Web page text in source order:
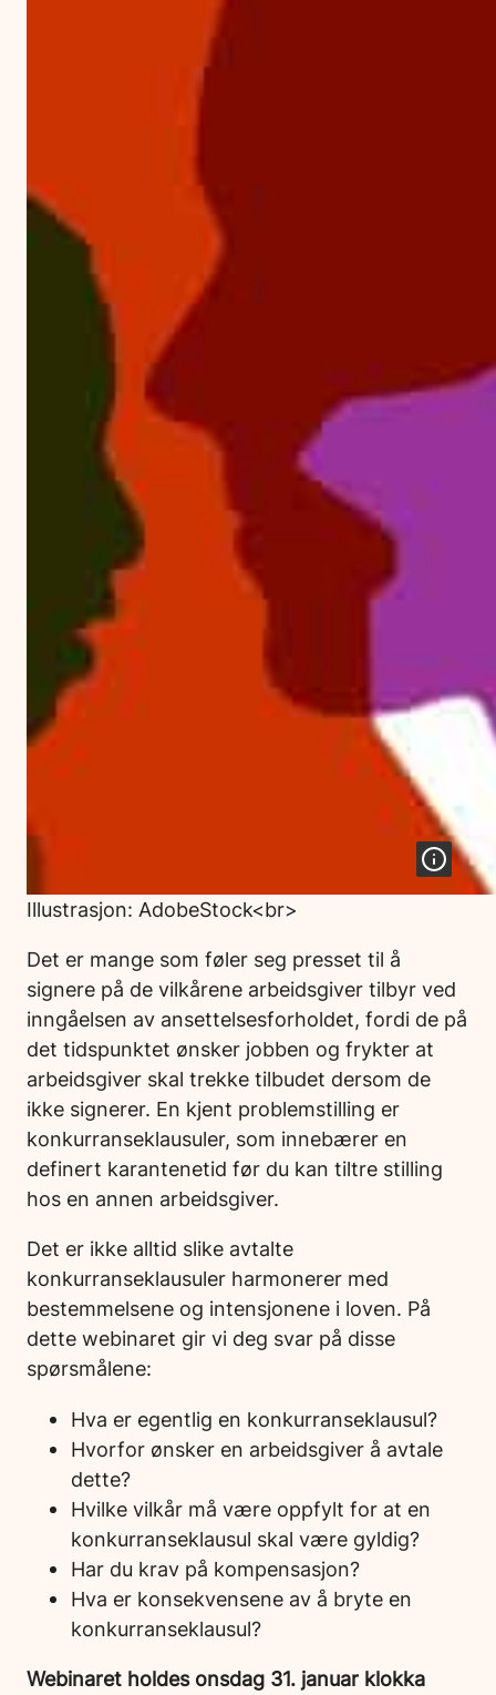
Illustrasjon: AdobeStock<br>
Det er mange som føler seg presset til å
signere på de vilkårene arbeidsgiver tilbyr ved
inngåelsen av ansettelsesforholdet, fordi de på
det tidspunktet ønsker jobben og frykter at
arbeidsgiver skal trekke tilbudet dersom de
ikke signerer. En kjent problemstilling er
konkurranseklausuler, som innebærer en
definert karantenetid før du kan tiltre stilling
hos en annen arbeidsgiver.
Det er ikke alltid slike avtalte
konkurranseklausuler harmonerer med
bestemmelsene og intensjonene i loven. På
dette webinaret gir vi deg svar på disse
spørsmålene:
Hva er egentlig en konkurranseklausul?
Hvorfor ønsker en arbeidsgiver å avtale
dette?
Hvilke vilkår må være oppfylt for at en
konkurranseklausul skal være gyldig?
Har du krav på kompensasjon?
Hva er konsekvensene av å bryte en
konkurranseklausul?
Webinaret holdes onsdag 31. januar klokka